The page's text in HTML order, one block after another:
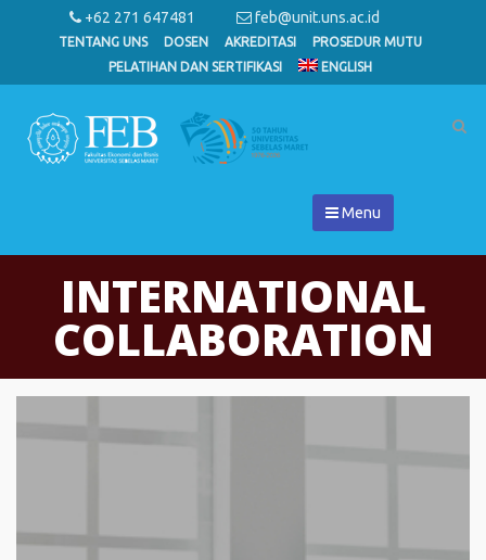
+62 271 647481 feb@unit.uns.ac.id
TENTANG UNS DOSEN AKREDITASI
PROSEDUR MUTU
PELATIHAN DAN SERTIFIKASI
ENGLISH
Menu
INTERNATIONAL
COLLABORATION